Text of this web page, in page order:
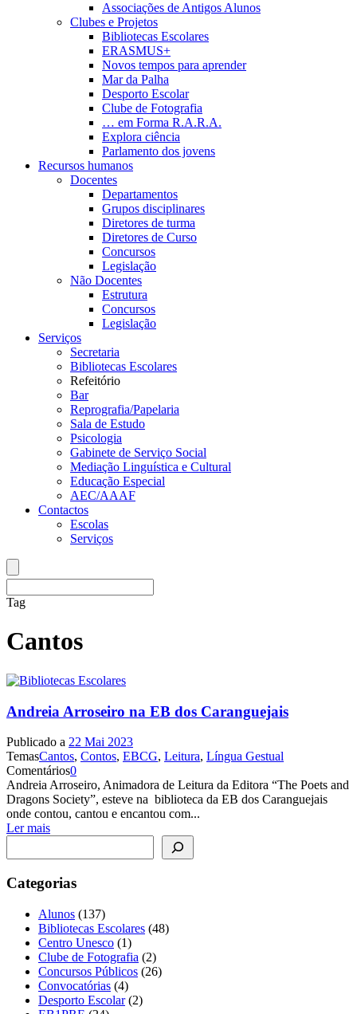
Associações de Antigos Alunos
Clubes e Projetos
Bibliotecas Escolares
ERASMUS+
Novos tempos para aprender
Mar da Palha
Desporto Escolar
Clube de Fotografia
… em Forma R.A.R.A.
Explora ciência
Parlamento dos jovens
Recursos humanos
Docentes
Departamentos
Grupos disciplinares
Diretores de turma
Diretores de Curso
Concursos
Legislação
Não Docentes
Estrutura
Concursos
Legislação
Serviços
Secretaria
Bibliotecas Escolares
Refeitório
Bar
Reprografia/Papelaria
Sala de Estudo
Psicologia
Gabinete de Serviço Social
Mediação Linguística e Cultural
Educação Especial
AEC/AAAF
Contactos
Escolas
Serviços
Tag
Cantos
Andreia Arroseiro na EB dos Caranguejais
Publicado a 22 Mai 2023
TemasCantos, Contos, EBCG, Leitura, Língua Gestual
Comentários0
Andreia Arroseiro, Animadora de Leitura da Editora “The Poets and
Dragons Society”, esteve na biblioteca da EB dos Caranguejais
onde contou, cantou e encantou com...
Ler mais
Categorias
Alunos (137)
Bibliotecas Escolares (48)
Centro Unesco (1)
Clube de Fotografia (2)
Concursos Públicos (26)
Convocatórias (4)
Desporto Escolar(2)